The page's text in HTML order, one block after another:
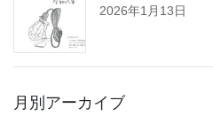
2026年1月13日
月別アーカイブ